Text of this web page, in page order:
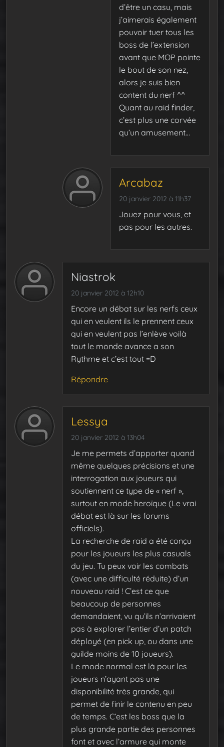
d’être un casu, mais
j’aimerais également
pouvoir tuer tous les
boss de l’extension
avant que MOP pointe
le bout de son nez,
alors je suis bien
content du nerf ^^
Quant au raid finder,
c’est plus une corvée
qu’un amusement…
Arcabaz
20 janvier 2012 à 11h37
Jouez pour vous, et
pas pour les autres.
Niastrok
20 janvier 2012 à 12h10
Encore un débat sur les nerfs ceux
qui en veulent ils le prennent ceux
qui en veulent pas l’enlève voilà
tout le monde avance a son
Rythme et c’est tout =D
Répondre
Lessya
20 janvier 2012 à 13h04
Je me permets d’apporter quand
même quelques précisions et une
interrogation aux joueurs qui
soutiennent ce type de « nerf »,
surtout en mode heroïque (Le vrai
débat est là sur les forums
officiels).
La recherche de raid a été conçu
pour les joueurs les plus casuals
du jeu. Tu peux voir les combats
(avec une difficulté réduite) d’un
nouveau raid ! C’est ce que
beaucoup de personnes
demandaient, vu qu’ils n’arrivaient
pas à explorer l’entier d’un patch
déployé (en pick up, ou dans une
guilde moins de 10 joueurs).
Le mode normal est là pour les
joueurs n’ayant pas une
disponibilité très grande, qui
permet de finir le contenu en peu
de temps. C’est les boss que la
plus grande partie des personnes
font et avec l’armure qui monte